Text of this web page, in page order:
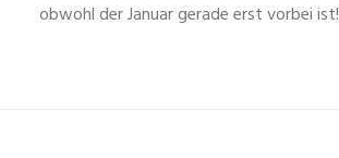
obwohl der Januar gerade erst vorbei ist!